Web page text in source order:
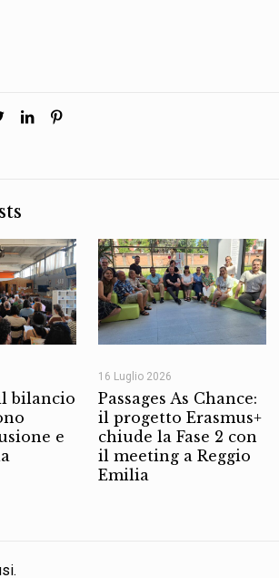
bilancio
e
16 Luglio 2026
Passages As Chance:
il progetto Erasmus+
chiude la Fase 2 con
il meeting a Reggio
Emilia